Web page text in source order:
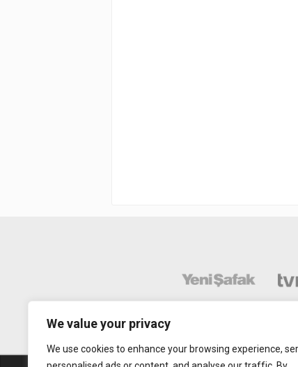
We value your privacy
We use cookies to enhance your browsing experience,